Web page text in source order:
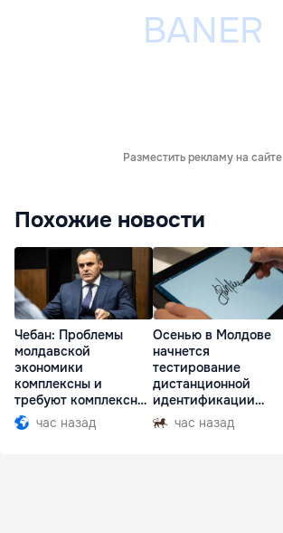
Разместить рекламу на сайте
Похожие новости
Чебан: Проблемы
молдавской
экономики
комплексны и
требуют комплексных
решений
час назад
Осенью в Молдове
начнется
тестирование
дистанционной
идентификации
граждан
час назад